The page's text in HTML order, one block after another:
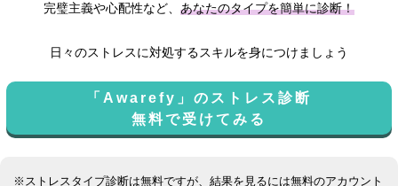
完璧主義や心配性など、 あなたのタイプを簡単に診断！
日々のストレスに対処するスキルを身につけましょう
「Awarefy」のストレス診断
無料で受けてみる
※ストレスタイプ診断は無料ですが、結果を見るには無料のアカウント